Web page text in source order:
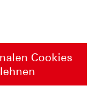
Cookies